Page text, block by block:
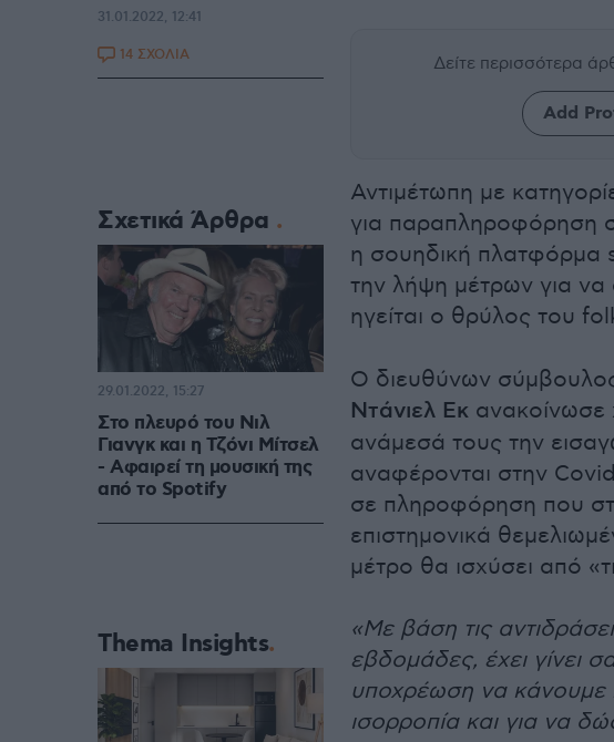
Δείτε περισσότερα
Add
Αντιμέτωπη με
για παραπληροφόρηση
η σουηδική πλατφόρμα
την λήψη μέτρων για να
ηγείται ο θρύλος του
Ο διευθύνων
Ντάνιελ Εκ ανακοίνωσε
ανάμεσά τους την
αναφέρονται στην
σε πληροφόρηση που
επιστημονικά
μέτρο θα ισχύσει από
«Με βάση τις
εβδομάδες, έχει γίνει
υποχρέωση να κάνουμε
ισορροπία και για να
31.01.2022, 12:41
14 ΣΧΟΛΙΑ
Σχετικά Άρθρα
Στο πλευρό του Νιλ
Γιανγκ και η Τζόνι Μίτσελ
- Αφαιρεί τη μουσική της
από το Spotify
29.01.2022, 15:27
Thema Insights